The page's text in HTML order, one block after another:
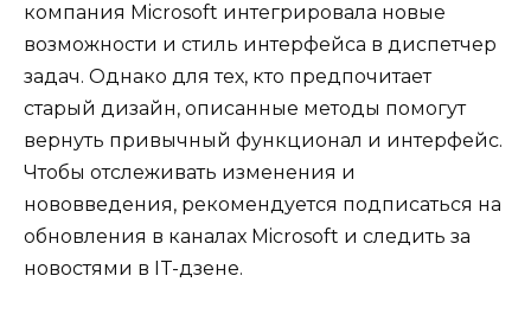
компания Microsoft интегрировала новые
возможности и стиль интерфейса в диспетчер
задач. Однако для тех, кто предпочитает
старый дизайн, описанные методы помогут
вернуть привычный функционал и интерфейс.
Чтобы отслеживать изменения и
нововведения, рекомендуется подписаться на
обновления в каналах Microsoft и следить за
новостями в IT-дзене.